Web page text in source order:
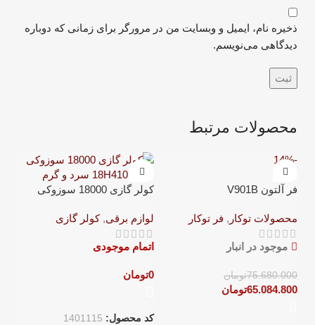
ذخیره نام، ایمیل و وبسایت من در مرورگر برای زمانی که دوباره
دیدگاهی می‌نویسم.
محصولات مرتبط
-14%
فر آلتون V901B
محصولات توکار , فر توکار
موجود در انبار
75.680.000تومان
65.084.800تومان
کولر گازی 18000 سوزوکی
لوازم برقی,کولر گازی
اتمام موجودی
0تومان
کد محصول: 1401115